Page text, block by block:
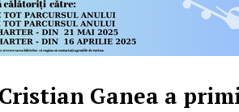
Ganea a